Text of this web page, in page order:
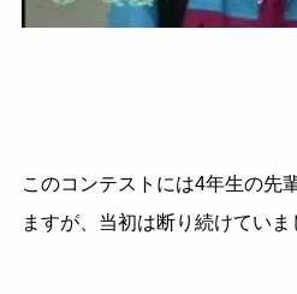
このコンテストには4年生の先
ますが、当初は断り続けていま